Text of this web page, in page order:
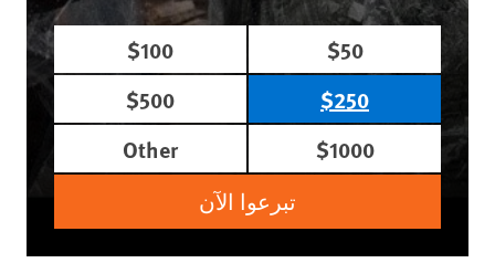
$50
$100
$250
$500
$1000
Other
تبرعوا الآن